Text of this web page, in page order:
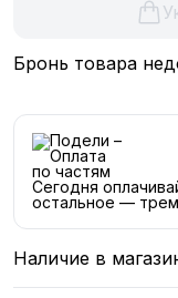
Бронь товара
Сегодня
остальное —
Наличие в